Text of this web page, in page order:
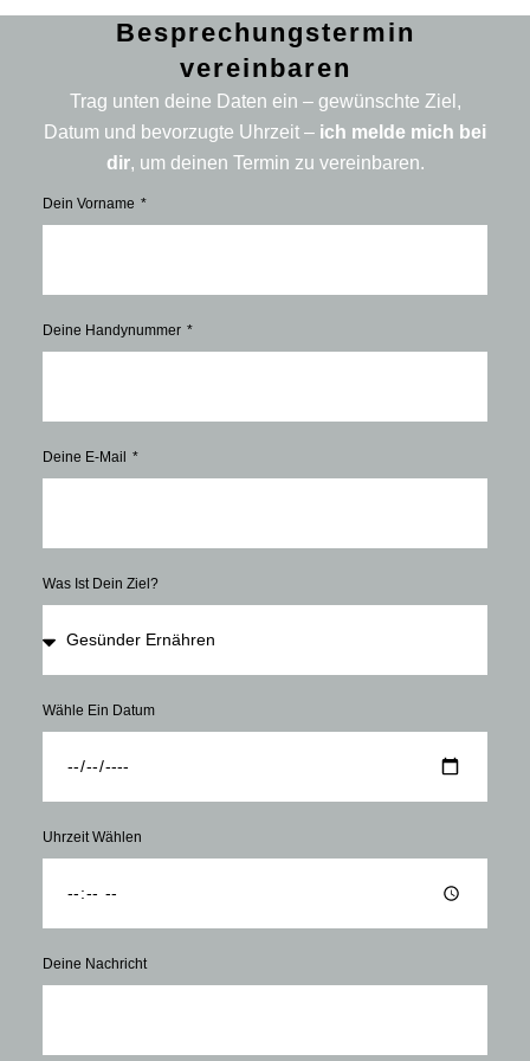
Besprechungstermin
vereinbaren
Trag unten deine Daten ein – gewünschte Ziel,
Datum und bevorzugte Uhrzeit – ich melde mich bei
dir, um deinen Termin zu vereinbaren.
Dein Vorname
Deine Handynummer
Deine E-Mail
Was Ist Dein Ziel?
Wähle Ein Datum
Uhrzeit Wählen
Deine Nachricht